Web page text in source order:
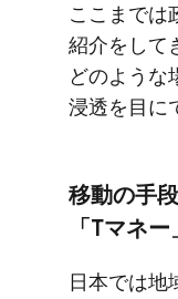
ここまでは​
紹介を​して
どのような​
浸透を​目に​
移動の​手
「Tマネー
日本では​地